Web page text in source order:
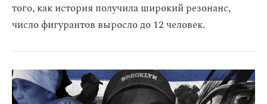
того, как история получила широкий резонанс,
число фигурантов выросло до 12 человек.